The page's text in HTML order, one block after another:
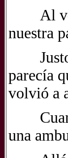
Al ver
nuestra
Justo
parecía
volvió a
una